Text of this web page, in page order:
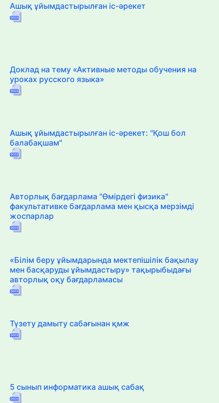
Ашық ұйымдастырылған іс-әрекет
Доклад на тему «Активные методы обучения на
уроках русского языка»
Ашық ұйымдастырылған іс-әрекет: "Қош бол
балабақшам"
Авторлық бағдарлама "Өмірдегі физика"
факультативке бағдарлама мен қысқа мерзімді
жоспарлар
«Білім беру ұйымдарында мектепішілік бақылау
мен басқаруды ұйымдастыру» тақырыбыдағы
авторлық оқу бағдарламасы
Түзету дамыту сабағынан қмж
5 сынып информатика ашық сабақ